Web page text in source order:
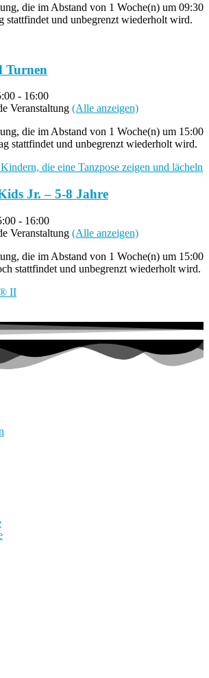
die im Abstand von 1 Woche(n) um 09:30
stattfindet und unbegrenzt wiederholt wird.
Turnen
- 16:00
Veranstaltung (Alle anzeigen)
die im Abstand von 1 Woche(n) um 15:00
stattfindet und unbegrenzt wiederholt wird.
Jr. – 5-8 Jahre
- 16:00
Veranstaltung (Alle anzeigen)
die im Abstand von 1 Woche(n) um 15:00
stattfindet und unbegrenzt wiederholt wird.
II